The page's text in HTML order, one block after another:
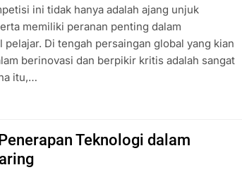
ini tidak hanya adalah ajang unjuk
memiliki peranan penting dalam
Di tengah persaingan global yang kian
berinovasi dan berpikir kritis adalah sangat
itu,…
Teknologi dalam